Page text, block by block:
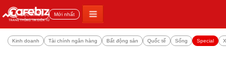
Đọc nhiều Mới nhất
Kinh doanh Tài chính ngân hàng Bất động sản Quốc tế Sống Special